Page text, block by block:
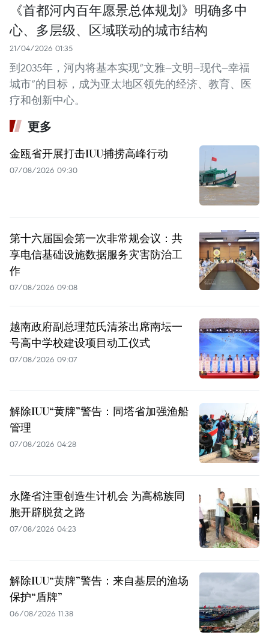
《首都河内百年愿景总体规划》明确多中
心、多层级、区域联动的城市结构
21/04/2026 01:35
到2035年，河内将基本实现“文雅—文明—现代—幸福
城市”的目标，成为亚太地区领先的经济、教育、医
疗和创新中心。
更多
金瓯省开展打击IUU捕捞高峰行动
07/08/2026 09:30
第十六届国会第一次非常规会议：共
享电信基础设施数据服务灾害防治工
作
07/08/2026 09:08
越南政府副总理范氏清茶出席南坛一
号高中学校建设项目动工仪式
07/08/2026 09:07
解除IUU“黄牌”警告：同塔省加强渔船
管理
07/08/2026 04:28
永隆省注重创造生计机会 为高棉族同
胞开辟脱贫之路
07/08/2026 04:23
解除IUU“黄牌”警告：来自基层的渔场
保护“盾牌”
06/08/2026 11:38